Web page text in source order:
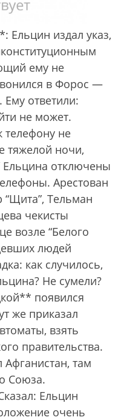
Ельцин издал указ,
ему не
в Форос —
ответили:
не может.
телефону не
тяжелой ночи,
Ельцина отключены
Арестован
Тельман
чекисты
возле “Белого
людей
как случилось,
Не сумели?
появился
же приказал
взять
правительства.
там
Союза.
Ельцин
очень